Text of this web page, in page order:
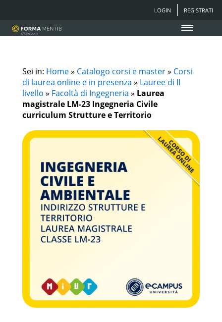
LOGIN REGISTRATI
Sei in: Home» Catalogo corsi e master» Corsi
di laurea online e in presenza » Lauree di II
livello » Facoltà di Ingegneria » Laurea
magistrale LM-23 Ingegneria Civile
curriculum Strutture e Territorio